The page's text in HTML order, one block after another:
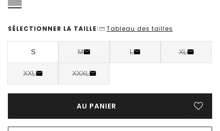
SÉLECTIONNER LA TAILLE | Tableau des tailles
S M L XL
XXL XXXL
AU PANIER